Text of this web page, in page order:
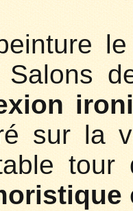
Salons
sur la